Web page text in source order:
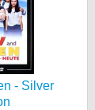
- Silver